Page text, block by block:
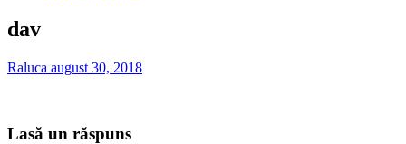
dav
Raluca august 30, 2018
Lasă un răspuns